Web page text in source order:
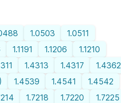
1.0503
1.0511
1.1191 1.1206
1.1210
1.4313 1.4317
1.4362
1.4539 1.4541
1.4542
1.7218 1.7220
1.7225